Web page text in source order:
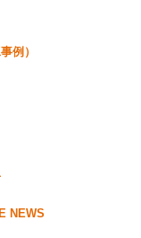
例）
NEWS